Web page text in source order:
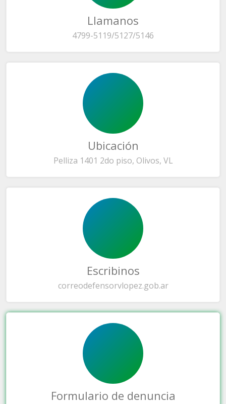
Llamanos
4799-5119/5127/5146
Ubicación
Pelliza 1401 2do piso, Olivos, VL
Escribinos
correodefensorvlopez.gob.ar
Formulario de denuncia